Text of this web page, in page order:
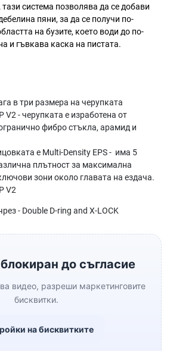
система позволява да се добави
пяни, за да се получи по-
на бузите, което води до по-
и гъвкава каска на пистата.
в три размера на черупката
V2 - черупката е изработена от
фибро стъкла, арамид и
е Multi-Density EPS - има 5
плътност за максимална
зони около главата на ездача.
V2
- Double D-ring and X-LOCK
до съгласие
видео, разреши маркетинговите
бисквитки.
на бисквитките